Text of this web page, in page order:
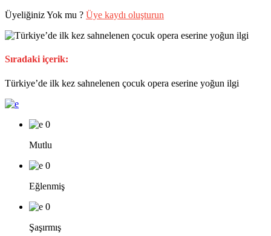
Üyeliğiniz Yok mu ? Üye kaydı oluşturun
Sıradaki içerik:
Türkiye’de ilk kez sahnelenen çocuk opera eserine yoğun ilgi
0
Mutlu
0
Eğlenmiş
0
Şaşırmış